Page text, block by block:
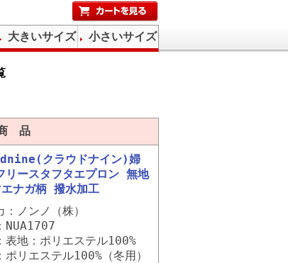
品
クラウドナイン)婦
リースタフタエプロン 無地
ナガ柄 撥水加工
：ノンノ（株）
NUA1707
表地：ポリエステル100%
ポリエステル100%（冬用）
大きいサイズ 小さいサイズ